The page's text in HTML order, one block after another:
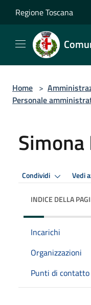
Regione Toscana
Home >
Personale
Condividi Vedi
INDICE DELLA
Incarichi
Organizzazioni
Punti di contatto